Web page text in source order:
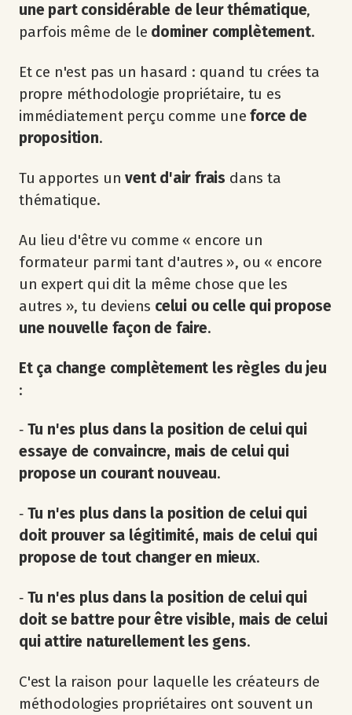
une part considérable de leur thématique,
parfois même de le dominer complètement.
Et ce n'est pas un hasard : quand tu crées ta
propre méthodologie propriétaire, tu es
immédiatement perçu comme uneforce de
proposition.
Tu apportes unvent d'air frais dans ta
thématique.
Au lieu d'être vu comme « encore un
formateur parmi tant d'autres », ou « encore
un expert qui dit la même chose que les
autres », tu deviens celui ou celle qui propose
une nouvelle façon de faire.
Et ça change complètement les règles du jeu
:
‐ Tu n'es plus dans la position de celui qui
essaye de convaincre, mais de celui qui
propose un courant nouveau.
‐ Tu n'es plus dans la position de celui qui
doit prouver sa légitimité, mais de celui qui
propose de tout changer en mieux.
‐ Tu n'es plus dans la position de celui qui
doit se battre pour être visible, mais de celui
qui attire naturellement les gens.
C'est la raison pour laquelle les créateurs de
méthodologies propriétaires ont souvent un